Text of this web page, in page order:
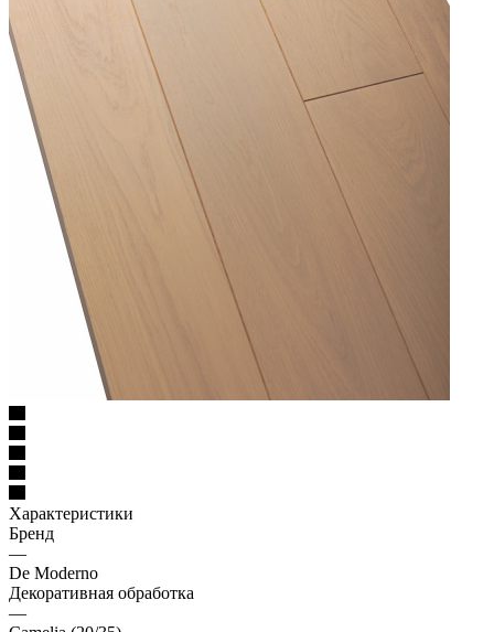
Характеристики
Бренд
—
De Moderno
Декоративная обработка
—